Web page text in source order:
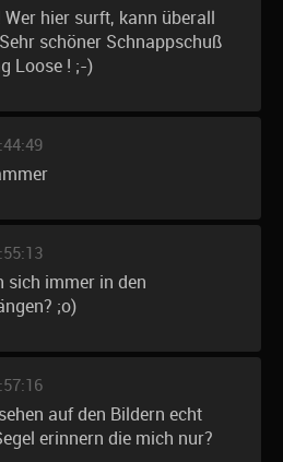
hier surft, kann überall
schöner Schnappschuß
Loose ! ;-)
sich immer in den
;o)
auf den Bildern echt
erinnern die mich nur?